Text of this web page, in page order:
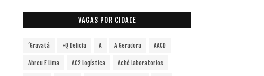
VAGAS POR CIDADE
´Gravatá +Q Delicia A A Geradora AACD
Abreu E Lima AC2 Logística Aché Laboratorios